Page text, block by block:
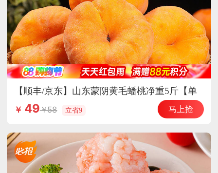
【顺丰/京东】山东蒙阴黄毛蟠桃净重5斤【单
果150g+】香甜多汁 皮薄核小
￥ 49 58 立省9 马上抢